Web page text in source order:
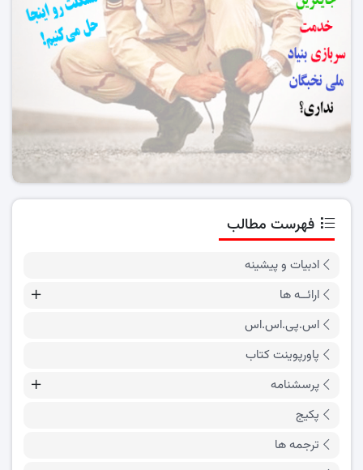
فهرست مطالب
ادبیات و پیشینه
ارائــه ها
اس.پی.اس.اس
پاورپوینت کتاب
پرسشنامه
پکیج
ترجمه ها